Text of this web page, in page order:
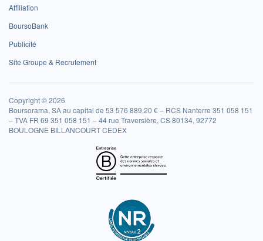
Affiliation
BoursoBank
Publicité
Site Groupe & Recrutement
Copyright © 2026
Boursorama, SA au capital de 53 576 889,20 € – RCS Nanterre 351 058 151
– TVA FR 69 351 058 151 – 44 rue Traversière, CS 80134, 92772
BOULOGNE BILLANCOURT CEDEX